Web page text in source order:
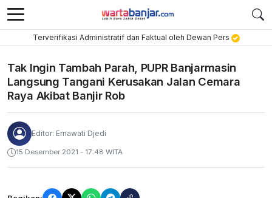
Terverifikasi Administratif dan Faktual oleh Dewan Pers
Tak Ingin Tambah Parah, PUPR Banjarmasin
Langsung Tangani Kerusakan Jalan Cemara
Raya Akibat Banjir Rob
Editor: Ernawati Djedi
15 Desember 2021 - 17:48 WITA